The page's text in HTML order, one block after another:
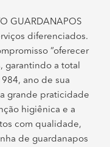
GUARDANAPOS
diferenciados.
“oferecer
garantindo a total
ano de sua
grande praticidade
higiênica e a
com qualidade,
de guardanapos